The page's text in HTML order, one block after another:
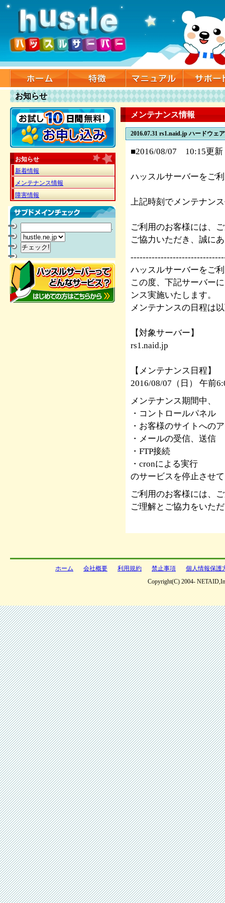
お知らせ
お知らせ
新着情報
メンテナンス情報
障害情報
.
メンテナンス情報
2016.07.31 rs1.naid.jp ハードウェ
■2016/08/07 10:15更新
ハッスルサーバーをご
上記時刻でメンテナン
ご利用のお客様には、
ご協力いただき、誠に
ハッスルサーバーをご
この度、下記サーバー
ンス実施いたします。
メンテナンスの日程は
【対象サーバー】
rs1.naid.jp
【メンテナンス日程】
2016/08/07（日） 午前
メンテナンス期間中、
・コントロールパネル
・お客様のサイトへの
・メールの受信、送信
・FTP接続
・cronによる実行
のサービスを停止させ
ご利用のお客様には、
ご理解とご協力をいた
ホーム 会社概要 利用規約 禁止事項
個人情報保護
Copyright(C) 2004-